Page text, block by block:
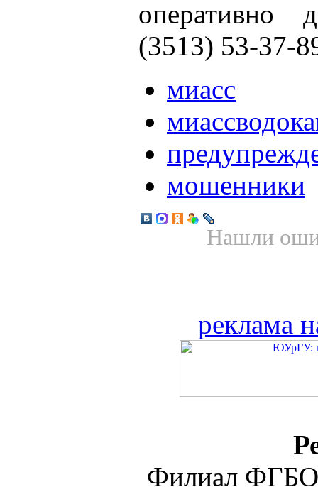
оперативно
(3513) 53-37-
миасс
мошенники
Нашли
реклама
Филиал